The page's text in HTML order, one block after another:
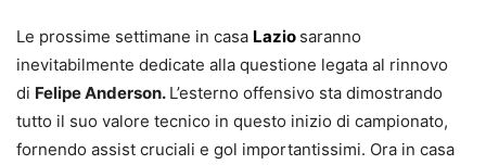
Le prossime settimane in casa Lazio saranno
inevitabilmente dedicate alla questione legata al rinnovo
di Felipe Anderson. L’esterno offensivo sta dimostrando
tutto il suo valore tecnico in questo inizio di campionato,
fornendo assist cruciali e gol importantissimi. Ora in casa